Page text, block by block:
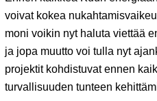
voivat kokea
moni voikin nyt haluta viettää
ja jopa muutto voi tulla nyt
projektit kohdistuvat ennen
turvallisuuden tunteen